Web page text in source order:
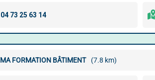
MA FORMATION BÂTIMENT (7.8 km)